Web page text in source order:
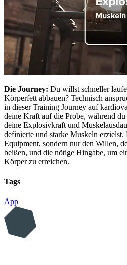
Die Journey: Du willst schneller
Körperfett abbauen? Technisch
in dieser Training Journey auf
deine Kraft auf die Probe, während
deine Explosivkraft und
definierte und starke Muskeln
Equipment, sondern nur den Willen,
beißen, und die nötige Hingabe, um
Körper zu erreichen.
Tags
App